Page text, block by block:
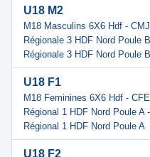
U18 M2
M18 Masculins 6X6 Hdf -
Régionale 3 HDF Nord Poule
Régionale 3 HDF Nord Poule B
U18 F1
M18 Feminines 6X6 Hdf -
Régional 1 HDF Nord Poule
Régional 1 HDF Nord Poule A
U18 F2